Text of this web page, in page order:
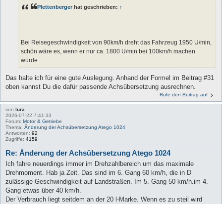
Plettenberger hat geschrieben: ↑
Bei Reisegeschwindigkeit von 90km/h dreht das Fahrzeug 1950 U/min,
schön wäre es, wenn er nur ca. 1800 U/min bei 100km/h machen
würde.
Das halte ich für eine gute Auslegung. Anhand der Formel im Beitrag #31
oben kannst Du die dafür passende Achsübersetzung ausrechnen.
Rufe den Beitrag auf
von lura
2026-07-22 7:41:33
Forum: Motor & Getriebe
Thema: Änderung der Achsübersetzung Atego 1024
Antworten: 92
Zugriffe: 4159
Re: Änderung der Achsübersetzung Atego 1024
Ich fahre neuerdings immer im Drehzahlbereich um das maximale
Drehmoment. Hab ja Zeit. Das sind im 6. Gang 60 km/h, die in D
zulässige Geschwindigkeit auf Landstraßen. Im 5. Gang 50 km/h.im 4.
Gang etwas über 40 km/h.
Der Verbrauch liegt seitdem an der 20 l-Marke. Wenn es zu steil wird